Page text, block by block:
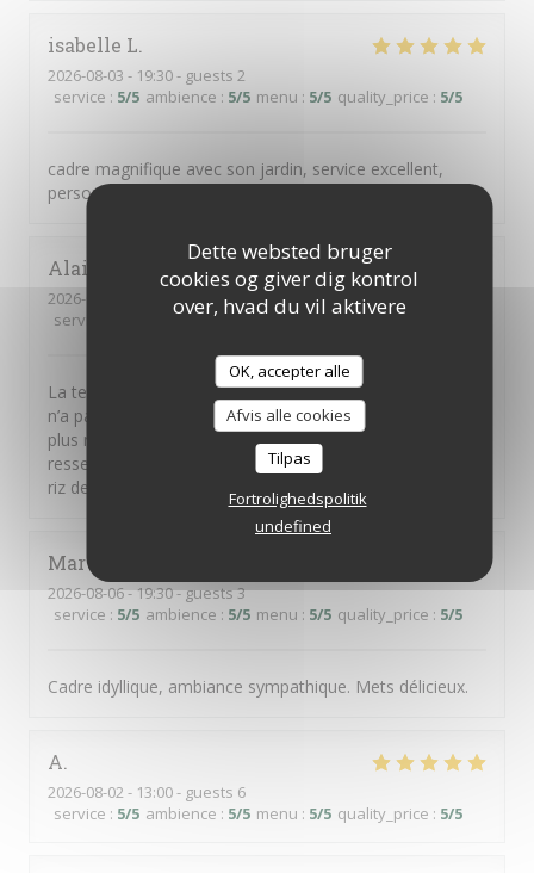
Dette websted bruger
cookies og giver dig kontrol
over, hvad du vil aktivere
OK, accepter alle
Afvis alle cookies
Tilpas
Fortrolighedspolitik
undefined
isabelle L
2026-08-03 - 19:30 - guests 2
service : 5/5 ambience : 5/5 menu : 5/5 quality_price : 5/5
cadre magnifique avec son jardin, service excellent,
personnel très accueillant, menu top
Alain
2026-08-06
- 19:45 - guests 4
service
ambience 3/5 menu 3/5 quality_price
La terrine de foie gras n’avait aucun goût et le magret
n’a pas été servi rosé comme attendu mais à point et de
plus n’avait pas bon goût ( à vrai dire le morceau servi ne
ressemblait pas à du magret) Par contre le feuilleté de
riz de veau était parfait en terme de dosage du poivre.
Martine
2026-08-06- 19:30 - guests 3
service : 5/5 ambience : 5/5 menu : 5/5 quality_price : 5/5
Cadre idyllique, ambiance sympathique. Mets délicieux.
A
2026-08-02 - 13:00 - guests 6
service : 5/5 ambience : 5/5 menu : 5/5 quality_price : 5/5